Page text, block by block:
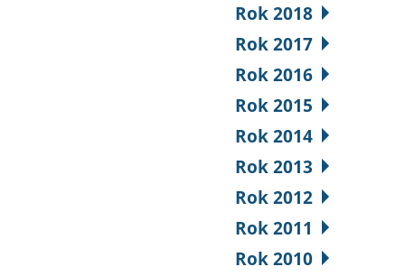
Rok 2018
Rok 2017
Rok 2016
Rok 2015
Rok 2014
Rok 2013
Rok 2012
Rok 2011
Rok 2010